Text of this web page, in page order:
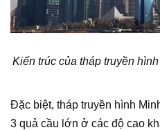
Kiến trúc của tháp truyền
Đặc biệt, tháp truyền hình
3 quả cầu lớn ở các độ cao